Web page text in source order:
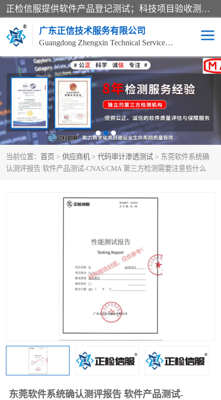
正检信服提供软件产品登记测试；科技项目验收测试；产品确认测试；功能测试；性能测试；安全测试；代码审计测试；漏洞扫描测试；渗透测试；风险评估测试；信息安全等级保护测评；双软认定；实验室建设质量体系建设；软件着作权、软件评测等服务。
广东正信技术服务有限公司
Guangdong Zhengxin Technical Service Co., Ltd
当前位置： 首页 > 供应商机 > 代码审计渗透测试 > 东莞软件系统确
认测评报告 软件产品测试-CNAS/CMA 第三方检测需要注意些什么
东莞软件系统确认测评报告 软件产品测试-
电子政务验收测评 数字信息化验收测评
应用软件系统测试 信息系统漏洞扫描
科技成果鉴定测试 软件产品登记测试
信息安全风险评估 系统性能效率测试